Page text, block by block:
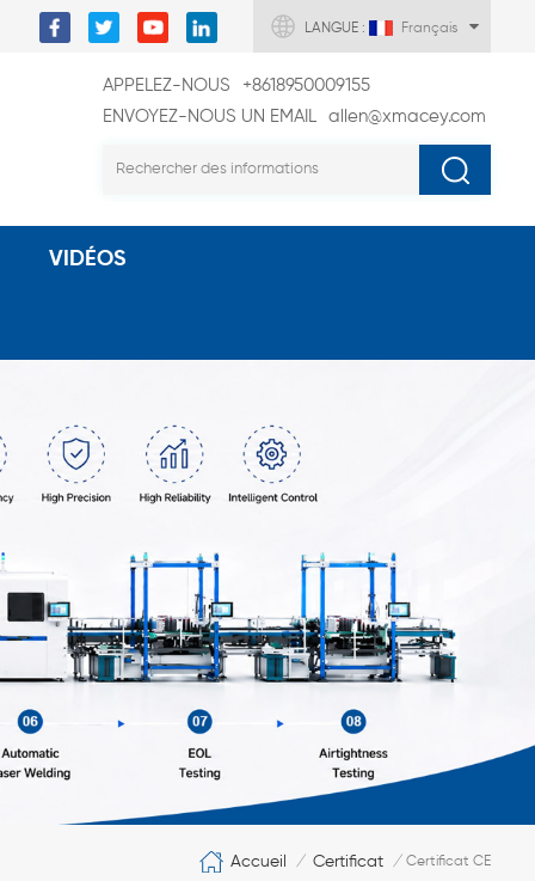
LANGUE : Français
APPELEZ-NOUS
+8618950009155
ENVOYEZ-NOUS UN EMAIL
allen@xmacey.com
VIDÉOS
Accueil / Certificat / Certificat CE